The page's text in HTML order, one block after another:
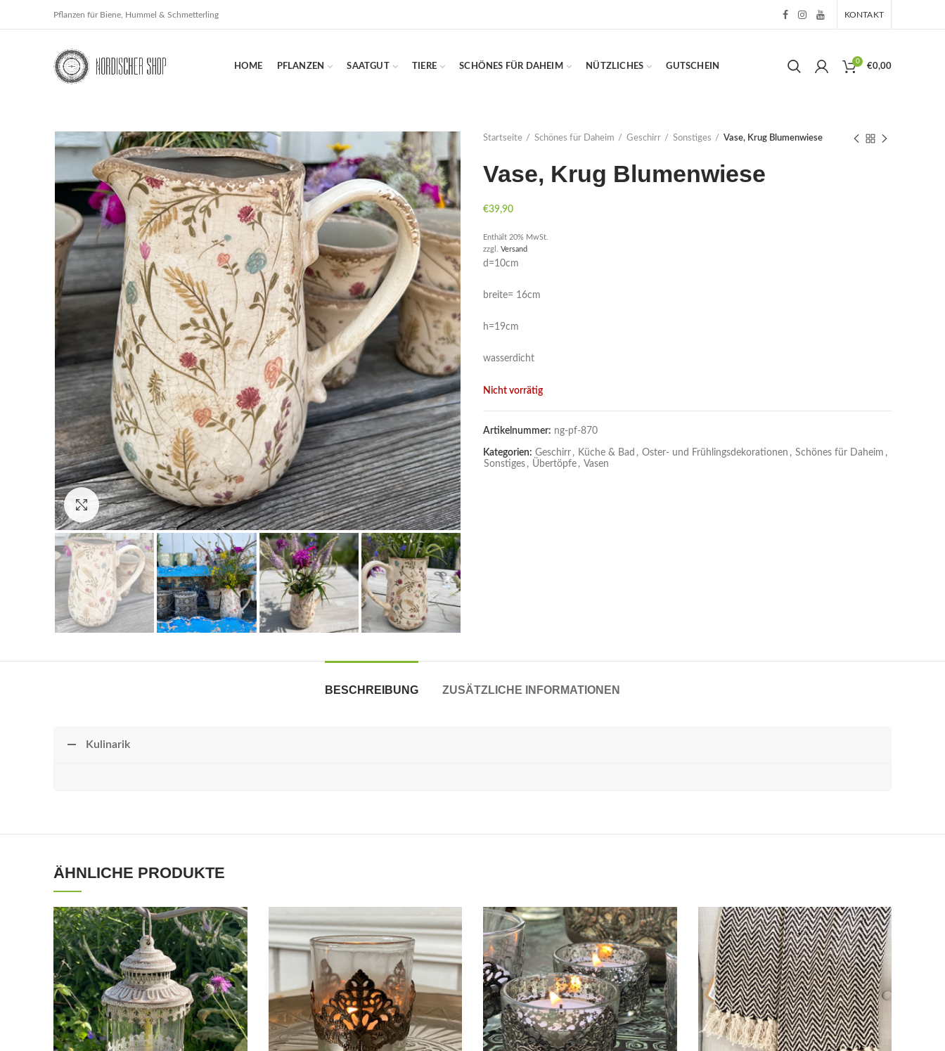
Pflanzen für Biene, Hummel & Schmetterling KONTAKT
HOME PFLANZEN SAATGUT TIERE SCHÖNES FÜR DAHEIM NÜTZLICHES GUTSCHEIN
0
€0,00
Click to enlarge
Startseite Schönes für Daheim Geschirr Sonstiges Vase, Krug Blumenwiese
Vase, Krug Blumenwiese
€39,90
Enthält 20% MwSt.
zzgl. Versand
d=10cm
breite= 16cm
h=19cm
wasserdicht
Nicht vorrätig
Artikelnummer: ng-pf-870
Kategorien: Geschirr , Küche & Bad , Oster- und Frühlingsdekorationen , Schönes für Daheim ,
Sonstiges , Übertöpfe , Vasen
BESCHREIBUNG ZUSÄTZLICHE INFORMATIONEN
Kulinarik
ÄHNLICHE PRODUKTE